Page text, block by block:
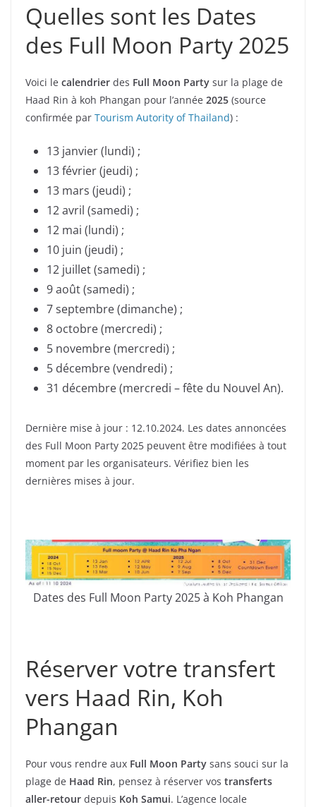
Quelles sont les Dates
des Full Moon Party 2025
Voici le calendrier des Full Moon Party sur la plage de
Haad Rin à koh Phangan pour l’année 2025 (source
confirmée par Tourism Autority of Thailand) :
13 janvier (lundi) ;
13 février (jeudi) ;
13 mars (jeudi) ;
12 avril (samedi) ;
12 mai (lundi) ;
10 juin (jeudi) ;
12 juillet (samedi) ;
9 août (samedi) ;
7 septembre (dimanche) ;
8 octobre (mercredi) ;
5 novembre (mercredi) ;
5 décembre (vendredi) ;
31 décembre (mercredi – fête du Nouvel An).
Dernière mise à jour : 12.10.2024. Les dates annoncées
des Full Moon Party 2025 peuvent être modifiées à tout
moment par les organisateurs. Vérifiez bien les
dernières mises à jour.
Dates des Full Moon Party 2025 à Koh Phangan
Réserver votre transfert
vers Haad Rin, Koh
Phangan
Pour vous rendre aux Full Moon Party sans souci sur la
plage de Haad Rin, pensez à réserver vos transferts
aller-retour depuis Koh Samui. L’agence locale